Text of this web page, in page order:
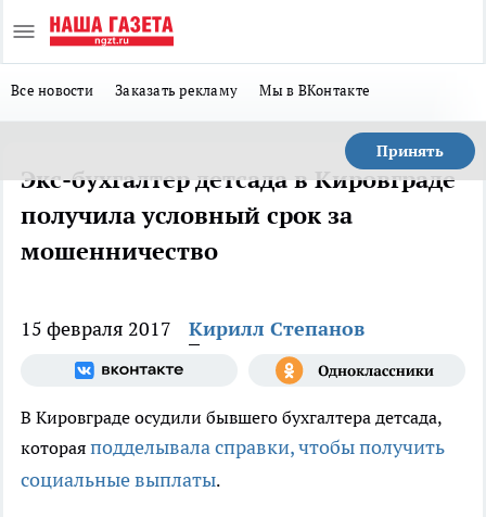
Все новости Заказать рекламу Мы в ВКонтакте
Принять
Экс-бухгалтер детсада в Кировграде
получила условный срок за
мошенничество
15 февраля 2017 Кирилл Степанов
В Кировграде осудили бывшего бухгалтера детсада,
которая подделывала справки, чтобы получить
социальные выплаты.